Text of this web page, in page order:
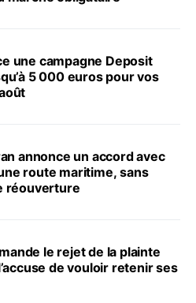
une campagne Deposit
5 000 euros pour vos
annonce un accord avec
route maritime, sans
réouverture
le rejet de la plainte
de vouloir retenir ses